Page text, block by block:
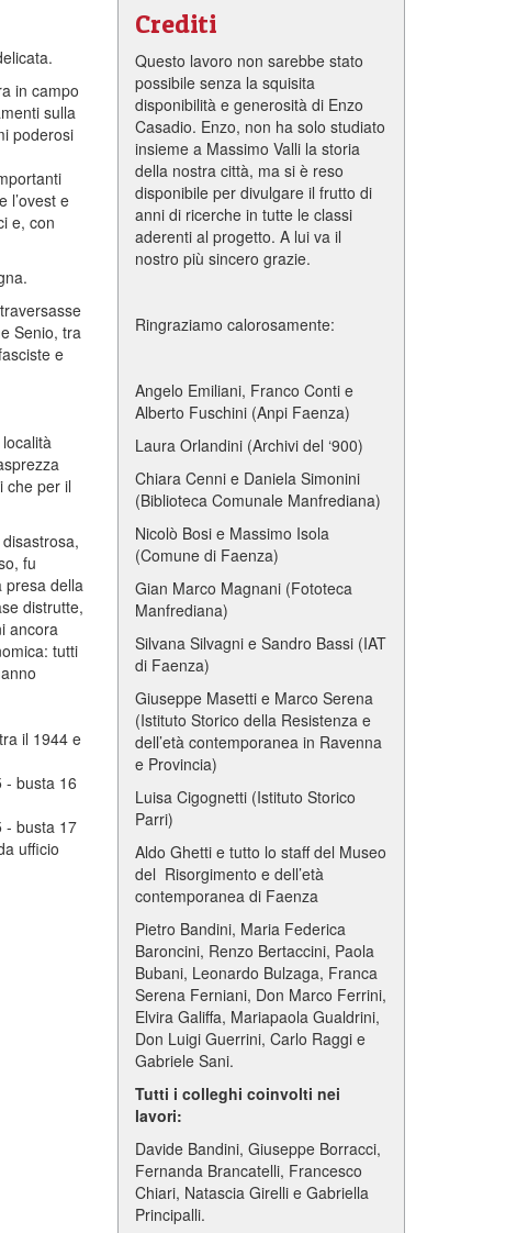
in campo
sulla
poderosi
l’ovest e
e, con
Senio, tra
e
che per il
fu
presa della
distrutte,
ancora
tutti
il 1944 e
- busta 16
- busta 17
ufficio
Crediti
Questo lavoro non sarebbe stato
possibile senza la squisita
disponibilità e generosità di Enzo
Casadio. Enzo, non ha solo studiato
insieme a Massimo Valli la storia
della nostra città, ma si è reso
disponibile per divulgare il frutto di
anni di ricerche in tutte le classi
aderenti al progetto. A lui va il
nostro più sincero grazie.
Ringraziamo calorosamente:
Angelo Emiliani, Franco Conti e
Alberto Fuschini (Anpi Faenza)
Laura Orlandini (Archivi del ‘900)
Chiara Cenni e Daniela Simonini
(Biblioteca Comunale Manfrediana)
Nicolò Bosi e Massimo Isola
(Comune di Faenza)
Gian Marco Magnani (Fototeca
Manfrediana)
Silvana Silvagni e Sandro Bassi (IAT
di Faenza)
Giuseppe Masetti e Marco Serena
(Istituto Storico della Resistenza e
dell’età contemporanea in Ravenna
e Provincia)
Luisa Cigognetti (Istituto Storico
Parri)
Aldo Ghetti e tutto lo staff del Museo
del Risorgimento e dell’età
contemporanea di Faenza
Pietro Bandini, Maria Federica
Baroncini, Renzo Bertaccini, Paola
Bubani, Leonardo Bulzaga, Franca
Serena Ferniani, Don Marco Ferrini,
Elvira Galiffa, Mariapaola Gualdrini,
Don Luigi Guerrini, Carlo Raggi e
Gabriele Sani.
Tutti i colleghi coinvolti nei
lavori:
Davide Bandini, Giuseppe Borracci,
Fernanda Brancatelli, Francesco
Chiari, Natascia Girelli e Gabriella
Principalli.